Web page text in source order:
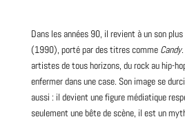
Dans les années 90, il revient à un son
(1990), porté par des titres comme Candy
artistes de tous horizons, du rock au hip-
enfermer dans une case. Son image se
aussi : il devient une figure médiatique
seulement une bête de scène, il est un